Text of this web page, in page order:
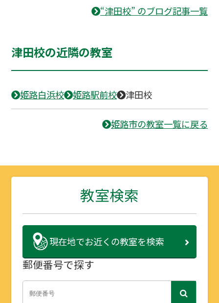
“津田校” のブログ記事一覧
津田校の近隣の教室
姫路白浜校 姫路駅前校 津田校
姫路市の教室一覧に戻る
教室検索
現在地でお近くの教室を検索
郵便番号で探す